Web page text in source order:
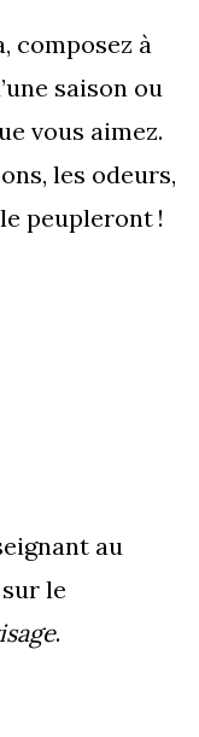
composez à
saison ou
vous aimez.
les odeurs,
peupleront !
au
sur le
.